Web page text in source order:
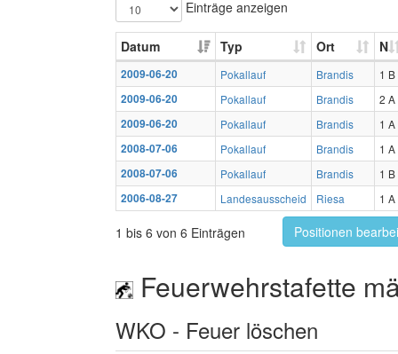
Einträge anzeigen
Datum Typ Ort N
2009-06-20 Pokallauf Brandis
1 B
2009-06-20
Pokallauf Brandis
2 A
2009-06-20
Pokallauf Brandis
1 A
2008-07-06
Pokallauf Brandis
1 A
2008-07-06
Pokallauf Brandis
1 B
2006-08-27
Landesausscheid Riesa 1 A
1 bis 6 von 6 Einträgen Positionen
Feuerwehrstafette
WKO - Feuer löschen